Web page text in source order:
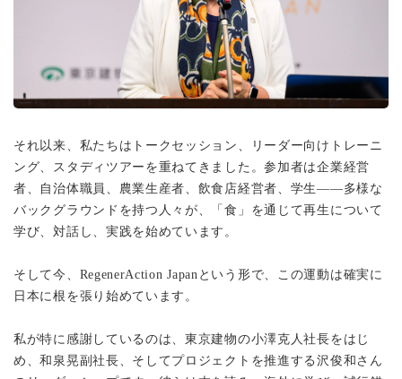
それ以来、私たちはトークセッション、リーダー向けトレーニ
ング、スタディツアーを重ねてきました。参加者は企業経営
者、自治体職員、農業生産者、飲食店経営者、学生——多様な
バックグラウンドを持つ人々が、「食」を通じて再生について
学び、対話し、実践を始めています。
そして今、RegenerAction Japanという形で、この運動は確実に
日本に根を張り始めています。
私が特に感謝しているのは、東京建物の小澤克人社長をはじ
め、和泉晃副社長、そしてプロジェクトを推進する沢俊和さん